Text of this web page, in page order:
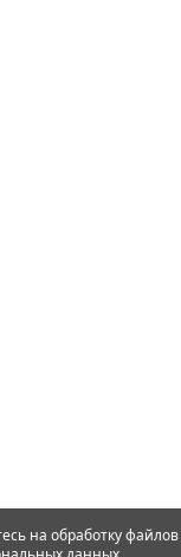
на обработку файлов